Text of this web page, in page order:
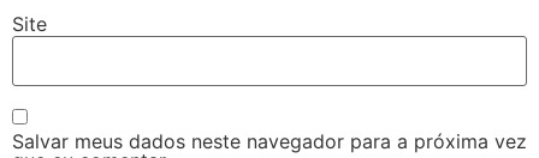
Site
Salvar meus dados neste navegador para a próxima vez